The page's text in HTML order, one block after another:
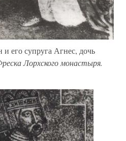
его супруга Агнес, дочь
Лорхского монастыря.